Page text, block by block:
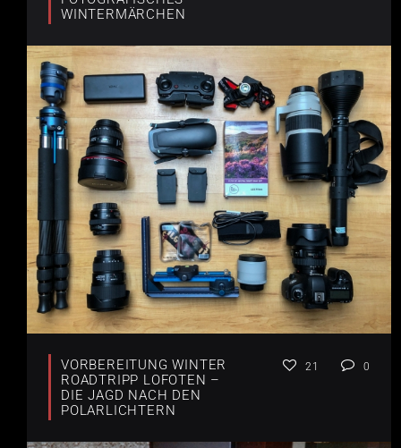
WINTERMÄRCHEN
VORBEREITUNG WINTER
ROADTRIPP LOFOTEN –
DIE JAGD NACH DEN
POLARLICHTERN
21 0